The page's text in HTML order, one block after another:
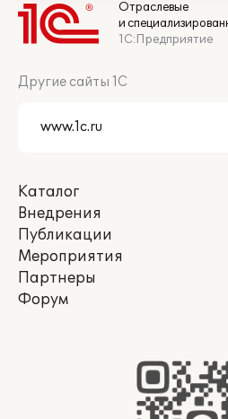
Отраслевые
и
1С:Предприятие
Другие сайты 1С
Каталог
Внедрения
Публикации
Мероприятия
Партнеры
Форум